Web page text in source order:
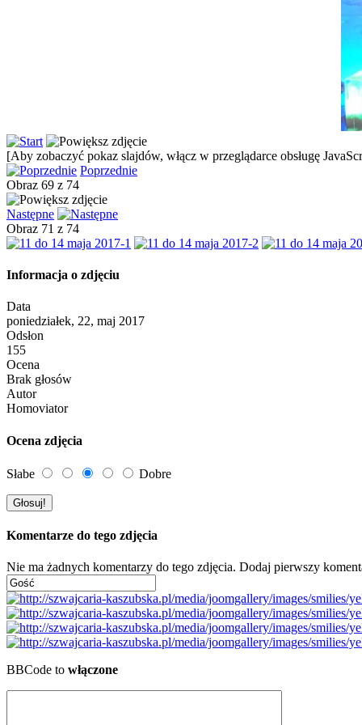
[Aby zobaczyć pokaz slajdów, włącz w przeglądarce obsługę
Poprzednie
Obraz 69 z 74
Następne
Obraz 71 z 74
Informacja o zdjęciu
Data
poniedziałek, 22, maj 2017
Odsłon
155
Ocena
Brak głosów
Autor
Homoviator
Ocena zdjęcia
Słabe Dobre
Komentarze do tego zdjęcia
Nie ma żadnych komentarzy do tego zdjęcia. Dodaj pierwszy
BBCode to włączone